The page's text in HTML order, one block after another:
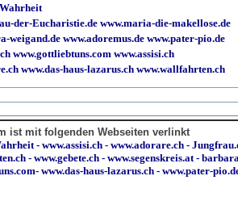
der-Eucharistie.de www.maria-die-makellose.de
weigand.de www.adoremus.de www.pater-pio.de
www.gottliebtuns.com www.assisi.ch
www.das-haus-lazarus.ch www.wallfahrten.ch
ist mit folgenden Webseiten verlinkt
-www.assisi.ch -www.adorare.ch -
-www.gebete.ch -www.segenskreis.at -
-www.das-haus-lazarus.ch - www.pater-